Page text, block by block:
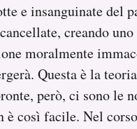
e insanguinate del
creando
moralmente
Questa è la
però, ci sono le
è così facile. Nel